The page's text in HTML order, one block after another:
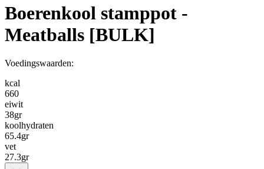
Boerenkool stamppot -
Meatballs [BULK]
Voedingswaarden:
kcal
660
eiwit
38gr
koolhydraten
65.4gr
vet
27.3gr